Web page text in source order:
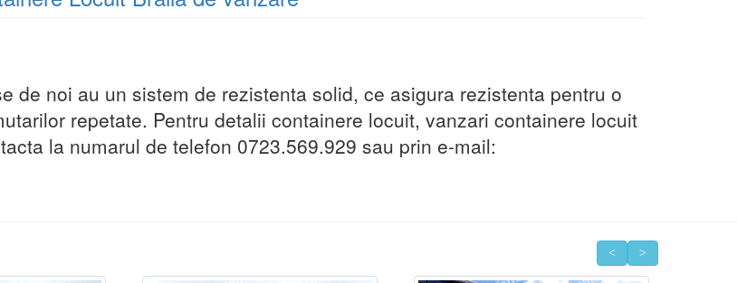
de noi au un sistem de rezistenta solid, ce asigura rezistenta pentru o
repetate. Pentru detalii containere locuit, vanzari containere locuit
la numarul de telefon 0723.569.929 sau prin e-mail: